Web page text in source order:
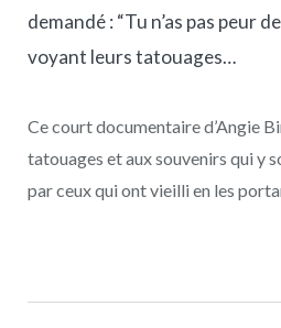
demandé : “Tu n’as pas peur
voyant leurs tatouages…
Ce court documentaire d’Angie
tatouages et aux souvenirs qui y
par ceux qui ont vieilli en les